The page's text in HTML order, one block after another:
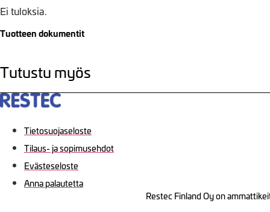
Ei tuloksia.
Tuotteen dokumentit
Tutustu myös
Tietosuojaseloste
Tilaus- ja sopimusehdot
Evästeseloste
Anna palautetta
Restec Finland Oy on